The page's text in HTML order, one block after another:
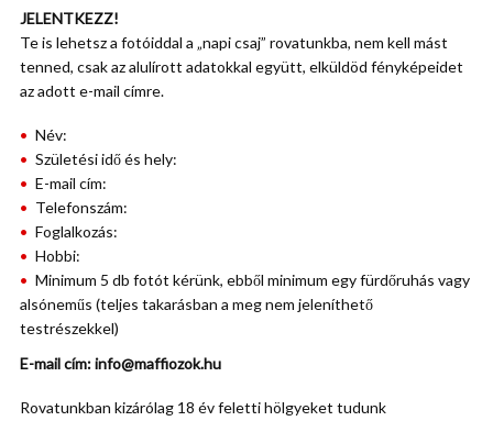
JELENTKEZZ!
Te is lehetsz a fotóiddal a „napi csaj” rovatunkba, nem kell mást
tenned, csak az alulírott adatokkal együtt, elküldöd fényképeidet
az adott e-mail címre.
Név:
Születési idő és hely:
E-mail cím:
Telefonszám:
Foglalkozás:
Hobbi:
Minimum 5 db fotót kérünk, ebből minimum egy fürdőruhás vagy
alsóneműs (teljes takarásban a meg nem jeleníthető
testrészekkel)
E-mail cím: info@maffiozok.hu
Rovatunkban kizárólag 18 év feletti hölgyeket tudunk